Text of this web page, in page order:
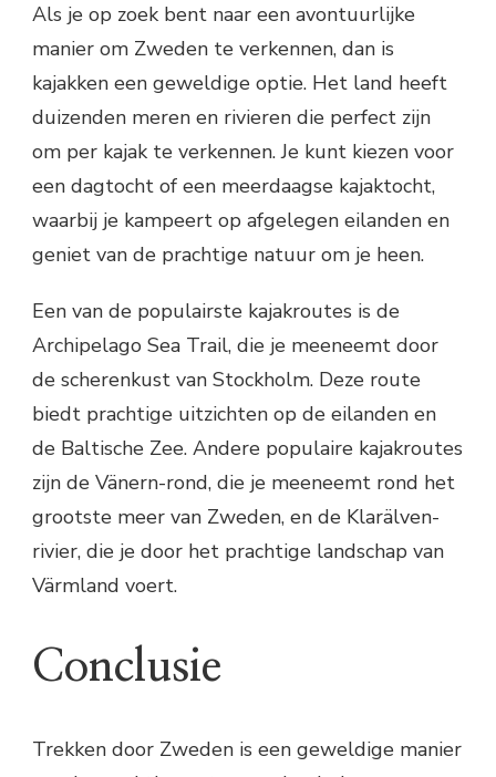
Als je op zoek bent naar een avontuurlijke
manier om Zweden te verkennen, dan is
kajakken een geweldige optie. Het land heeft
duizenden meren en rivieren die perfect zijn
om per kajak te verkennen. Je kunt kiezen voor
een dagtocht of een meerdaagse kajaktocht,
waarbij je kampeert op afgelegen eilanden en
geniet van de prachtige natuur om je heen.
Een van de populairste kajakroutes is de
Archipelago Sea Trail, die je meeneemt door
de scherenkust van Stockholm. Deze route
biedt prachtige uitzichten op de eilanden en
de Baltische Zee. Andere populaire kajakroutes
zijn de Vänern-rond, die je meeneemt rond het
grootste meer van Zweden, en de Klarälven-
rivier, die je door het prachtige landschap van
Värmland voert.
Conclusie
Trekken door Zweden is een geweldige manier